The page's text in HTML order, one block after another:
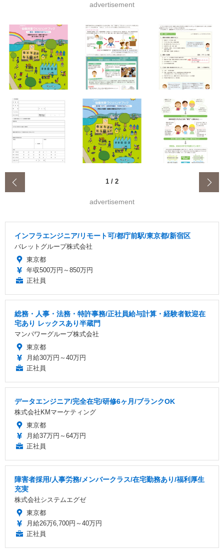
advertisement
1 / 2
advertisement
インフラエンジニア/リモート可/都庁前駅/東京都/新宿区
バレットグループ株式会社
東京都
年収500万円～850万円
正社員
総務・人事・法務・特許事務/正社員給与計算・経験者歓迎在
宅あり レックスあり半蔵門
マンパワーグループ株式会社
東京都
月給30万円～40万円
正社員
データエンジニア/完全在宅/研修6ヶ月/ブランクOK
株式会社KMマーケティング
東京都
月給37万円～64万円
正社員
障害者採用/人事労務/メンバークラス/在宅勤務あり/福利厚生
充実
株式会社システムエグゼ
東京都
月給26万6,700円～40万円
正社員